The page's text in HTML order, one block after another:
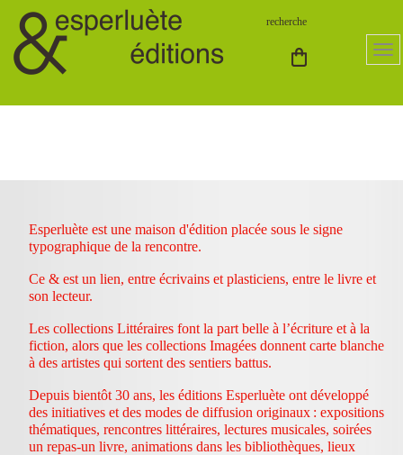
Esperluète est une maison d'édition placée sous le signe
typographique de la rencontre.
Ce & est un lien, entre écrivains et plasticiens, entre le livre et
son lecteur.
Les collections Littéraires font la part belle à l’écriture et à la
fiction, alors que les collections Imagées donnent carte blanche
à des artistes qui sortent des sentiers battus.
Depuis bientôt 30 ans, les éditions Esperluète ont développé
des initiatives et des modes de diffusion originaux : expositions
thématiques, rencontres littéraires, lectures musicales, soirées
un repas-un livre, animations dans les bibliothèques, lieux